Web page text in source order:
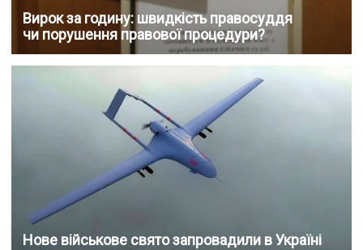
Вирок за годину: швидкість правосуддя
чи порушення правової процедури?
Нове військове свято запровадили в Україні